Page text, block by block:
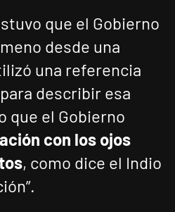
que el Gobierno
desde una
una referencia
describir esa
que el Gobierno
con los ojos
, como dice el Indio